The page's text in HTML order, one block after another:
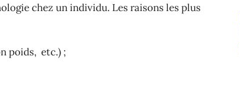
chez un individu. Les raisons les plus
poids, etc.) ;